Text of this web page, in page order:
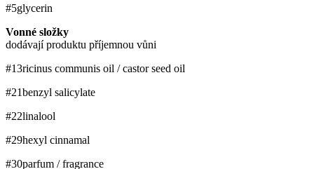
#5glycerin
Vonné složky
dodávají produktu příjemnou vůni
#13ricinus communis oil / castor seed oil
#21benzyl salicylate
#22linalool
#29hexyl cinnamal
#30parfum / fragrance